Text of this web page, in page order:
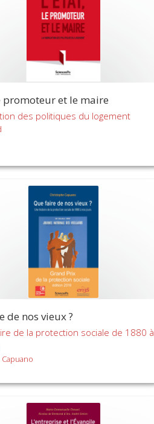
promoteur et le maire
des politiques du logement
de nos vieux ?
de la protection sociale de 1880 à